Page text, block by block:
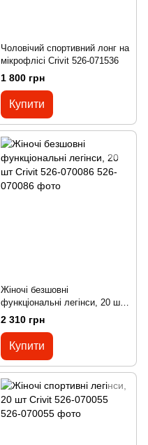
Чоловічий спортивний лонг на
мікрофлісі Crivit 526-071536
1 800 грн
Купити
Жіночі безшовні
функціональні легінси, 20 шт
Crivit 526-070086
2 310 грн
Купити